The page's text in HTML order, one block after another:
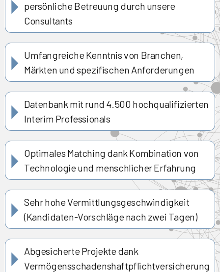
persönliche Betreuung durch unsere
Consultants
Umfangreiche Kenntnis von Branchen,
Märkten und spezifischen Anforderungen
Datenbank mit rund 4.500 hochqualifizierten
Interim Professionals
Optimales Matching dank Kombination von
Technologie und menschlicher Erfahrung
Sehr hohe Vermittlungsgeschwindigkeit
(Kandidaten-Vorschläge nach zwei Tagen)
Abgesicherte Projekte dank
Vermögensschadenshaftpflichtversicherung